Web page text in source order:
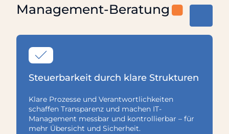
Management-Beratung
Steuerbarkeit durch klare Strukturen
Klare Prozesse und Verantwortlichkeiten
schaffen Transparenz und machen IT-
Management messbar und kontrollierbar – für
mehr Übersicht und Sicherheit.